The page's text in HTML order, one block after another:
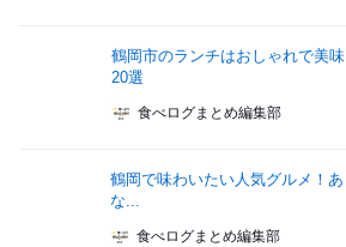
鶴岡市のランチはおしゃれで美
20選
食べログまとめ編集部
鶴岡で味わいたい人気グルメ！
な...
食べログまとめ編集部